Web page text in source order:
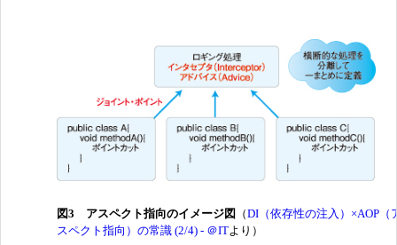
図3 アスペクト指向のイメージ図 （DI（依存性の注入）×AOP（
スペクト指向）の常識 (2/4) - ＠ITより）